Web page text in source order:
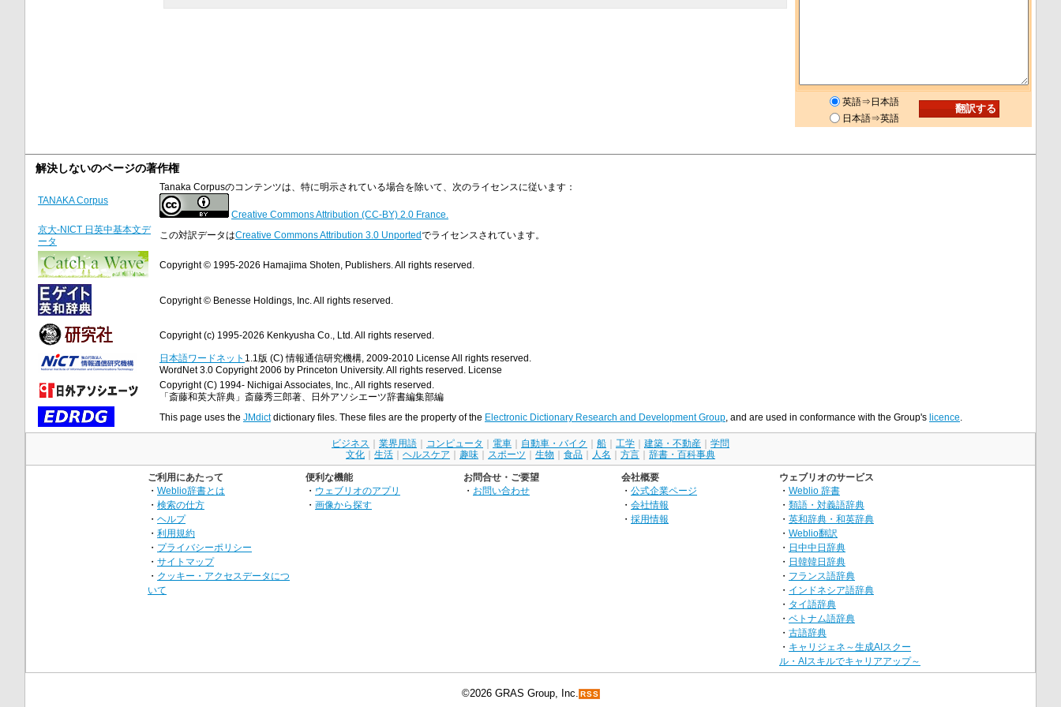
英語⇒日本語
日本語⇒英語
解決しないのページの著作権
TANAKA Corpus
Tanaka Corpusのコンテンツは、特に明示されている場合を除いて、次のライセンスに従います：
Creative Commons Attribution (CC-BY) 2.0 France.
京大-NICT 日英中基本文デ
ータ
この対訳データはCreative Commons Attribution 3.0 Unportedでライセンスされています。
Copyright © 1995-2026 Hamajima Shoten, Publishers. All rights reserved.
Copyright © Benesse Holdings, Inc. All rights reserved.
Copyright (c) 1995-2026 Kenkyusha Co., Ltd. All rights reserved.
日本語ワードネット 1.1版 (C) 情報通信研究機構, 2009-2010 License All rights reserved.
WordNet 3.0 Copyright 2006 by Princeton University. All rights reserved. License
Copyright (C) 1994- Nichigai Associates, Inc., All rights reserved.
「斎藤和英大辞典」斎藤秀三郎著、日外アソシエーツ辞書編集部編
This page uses the JMdictdictionary files. These files are the property of the Electronic Dictionary Research and Development Group , and are used in conformance with the Group's licence
ビジネス 業界用語 コンピュータ 電車 自動車・バイク 船 工学 建築・不動産
学問
文化
生活 ヘルスケア 趣味 スポーツ 生物 食品 人名 方言 辞書・百科事典
ご利用にあたって
・ Weblio辞書とは
・ 検索の仕方
・ ヘルプ
・ 利用規約
・ プライバシーポリシー
・ サイトマップ
・ クッキー・アクセスデータにつ
いて
便利な機能
・ ウェブリオのアプリ
・ 画像から探す
お問合せ・ご要望
・ お問い合わせ
会社概要
・ 公式企業ページ
・ 会社情報
・ 採用情報
ウェブリオのサービス
・ Weblio 辞書
・ 類語・対義語辞典
・ 英和辞典・和英辞典
・ Weblio翻訳
・ 日中中日辞典
・ 日韓韓日辞典
・ フランス語辞典
・ インドネシア語辞典
・ タイ語辞典
・ ベトナム語辞典
・ 古語辞典
・ キャリジェネ～生成AIスクー
ル・AIスキルでキャリアアップ～
©2026 GRAS Group, Inc. RSS